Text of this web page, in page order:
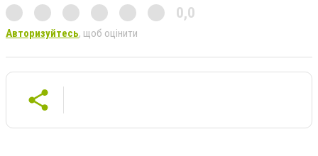
0,0
Авторизуйтесь, щоб оцінити